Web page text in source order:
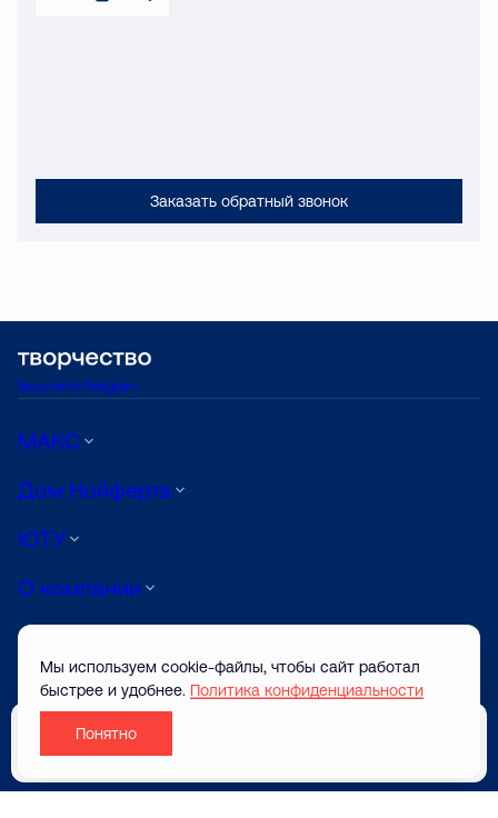
Заказать обратный звонок
ВконтактеTelegram
МАКС
Дом Нойферта
ЮТУ
О компании
Луиджи
АРТ
© ТВОРЧЕСТВО САЙТ ЗАСТРОЙЩИКА 2026
Разработано
Мы используем cookie-файлы, чтобы сайт работал
быстрее и удобнее. Политика конфиденциальности
Понятно